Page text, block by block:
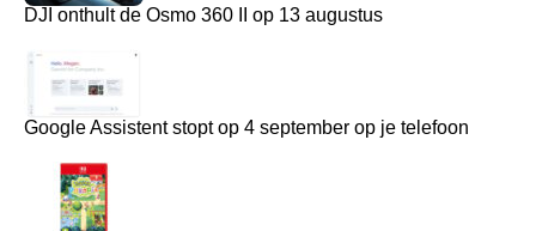
DJI onthult de Osmo 360 II op 13 augustus
Google Assistent stopt op 4 september op je telefoon